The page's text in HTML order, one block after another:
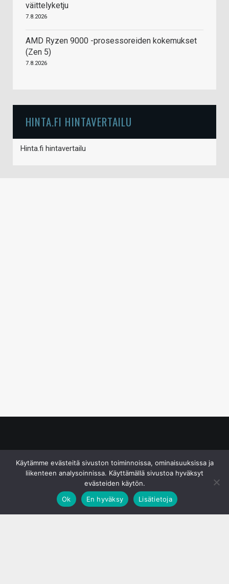
väittelyketju
7.8.2026
AMD Ryzen 9000 -prosessoreiden kokemukset
(Zen 5)
7.8.2026
HINTA.FI HINTAVERTAILU
Hinta.fi hintavertailu
Käytämme evästeitä sivuston toiminnoissa, ominaisuuksissa ja
liikenteen analysoinnissa. Käyttämällä sivustoa hyväksyt
evästeiden käytön.
Ok
En hyväksy Lisätietoja